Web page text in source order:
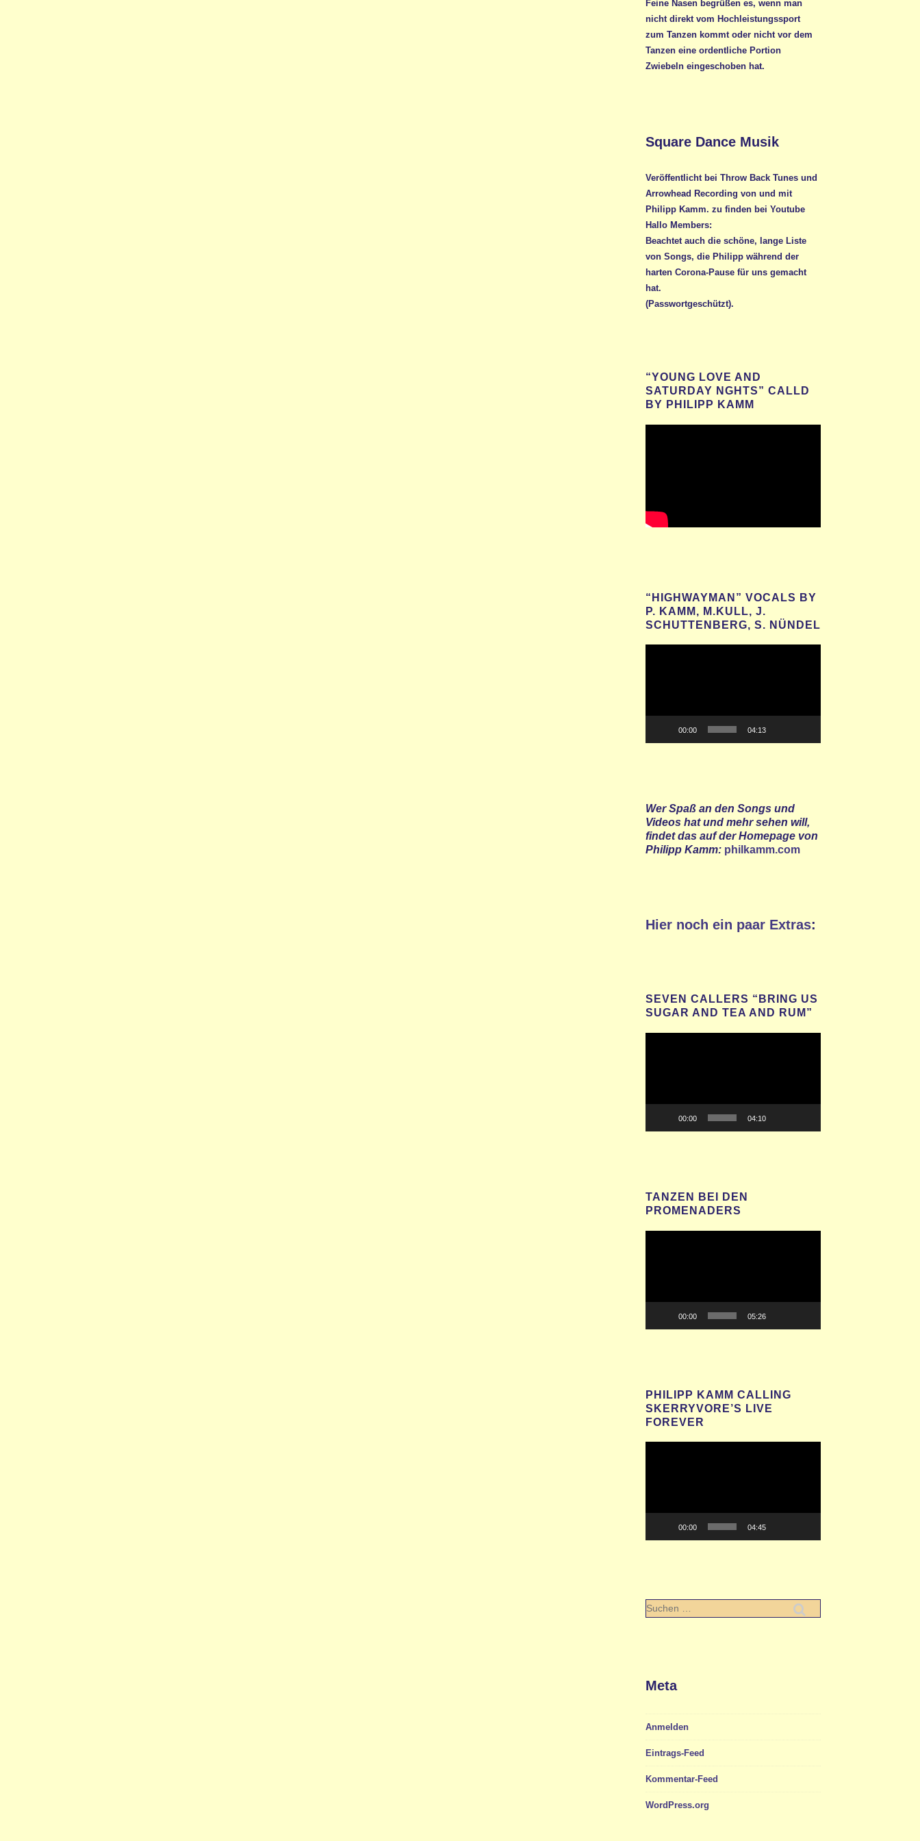
Feine Nasen begrüßen es, wenn man
nicht direkt vom Hochleistungssport
zum Tanzen kommt oder nicht vor dem
Tanzen eine ordentliche Portion
Zwiebeln eingeschoben hat.
Square Dance Musik
Veröffentlicht bei Throw Back Tunes und
Arrowhead Recording von und mit
Philipp Kamm. zu finden bei Youtube
Hallo Members:
Beachtet auch die schöne, lange Liste
von Songs, die Philipp während der
harten Corona-Pause für uns gemacht
hat.
(Passwortgeschützt).
“YOUNG LOVE AND
SATURDAY NGHTS” CALLD
BY PHILIPP KAMM
“HIGHWAYMAN” VOCALS BY
P. KAMM, M.KULL, J.
SCHUTTENBERG, S. NÜNDEL
00:00 04:13
Wer Spaß an den Songs und
Videos hat und mehr sehen will,
findet das auf der Homepage von
Philipp Kamm: philkamm.com
Hier noch ein paar Extras:
SEVEN CALLERS “BRING US
SUGAR AND TEA AND RUM”
00:00 04:10
TANZEN BEI DEN
PROMENADERS
00:00 05:26
PHILIPP KAMM CALLING
SKERRYVORE’S LIVE
FOREVER
00:00 04:45
Suchen
Meta
Anmelden
Eintrags-Feed
Kommentar-Feed
WordPress.org